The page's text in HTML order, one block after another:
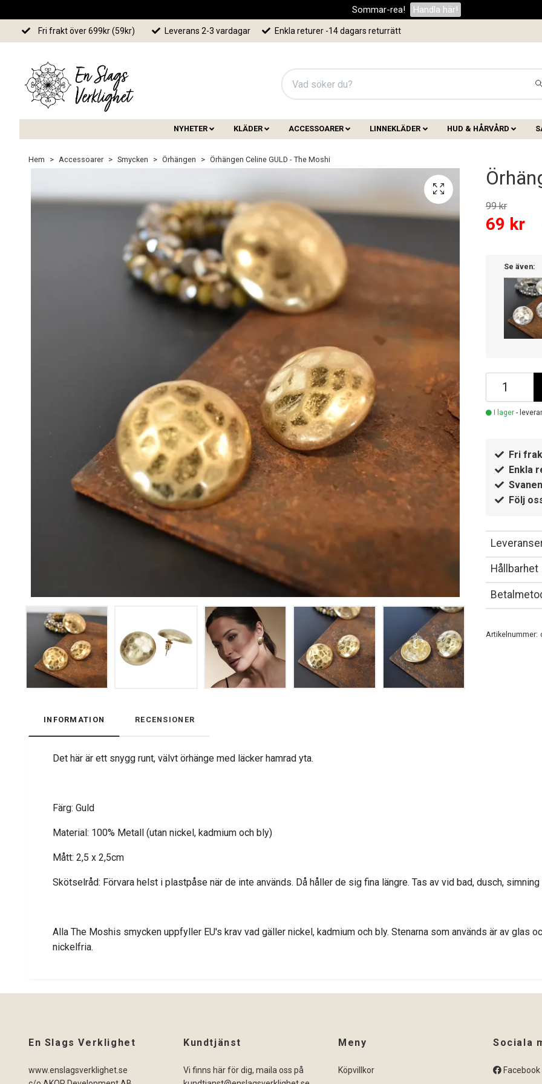
Sommar-rea! Handla här!
Fri frakt över 699kr (59kr) Leverans 2-3 vardagar Enkla returer -14 dagars returrätt
NYHETER KLÄDER ACCESSOARER LINNEKLÄDER HUD & HÅRVÅRD
Hem Accessoarer Smycken Örhängen Örhängen Celine GULD - The Moshi
99 kr
69 kr
Se även:
I lager-
Fri
Enkla
Följ
Hållbarhet
Artikelnummer:
INFORMATION RECENSIONER
Det här är ett snygg runt, välvt örhänge med läcker hamrad yta.
Färg: Guld
Material: 100% Metall (utan nickel, kadmium och bly)
Mått: 2,5 x 2,5cm
Skötselråd: Förvara helst i plastpåse när de inte används. Då håller de sig fina längre. Tas av vid bad, dusch, simning
Alla The Moshis smycken uppfyller EU's krav vad gäller nickel, kadmium och bly. Stenarna som används är av glas
nickelfria.
En Slags Verklighet
www.enslagsverklighet.se
Kundtjänst
Vi finns här för dig, maila oss på
Meny
Köpvillkor
Sociala
Facebook